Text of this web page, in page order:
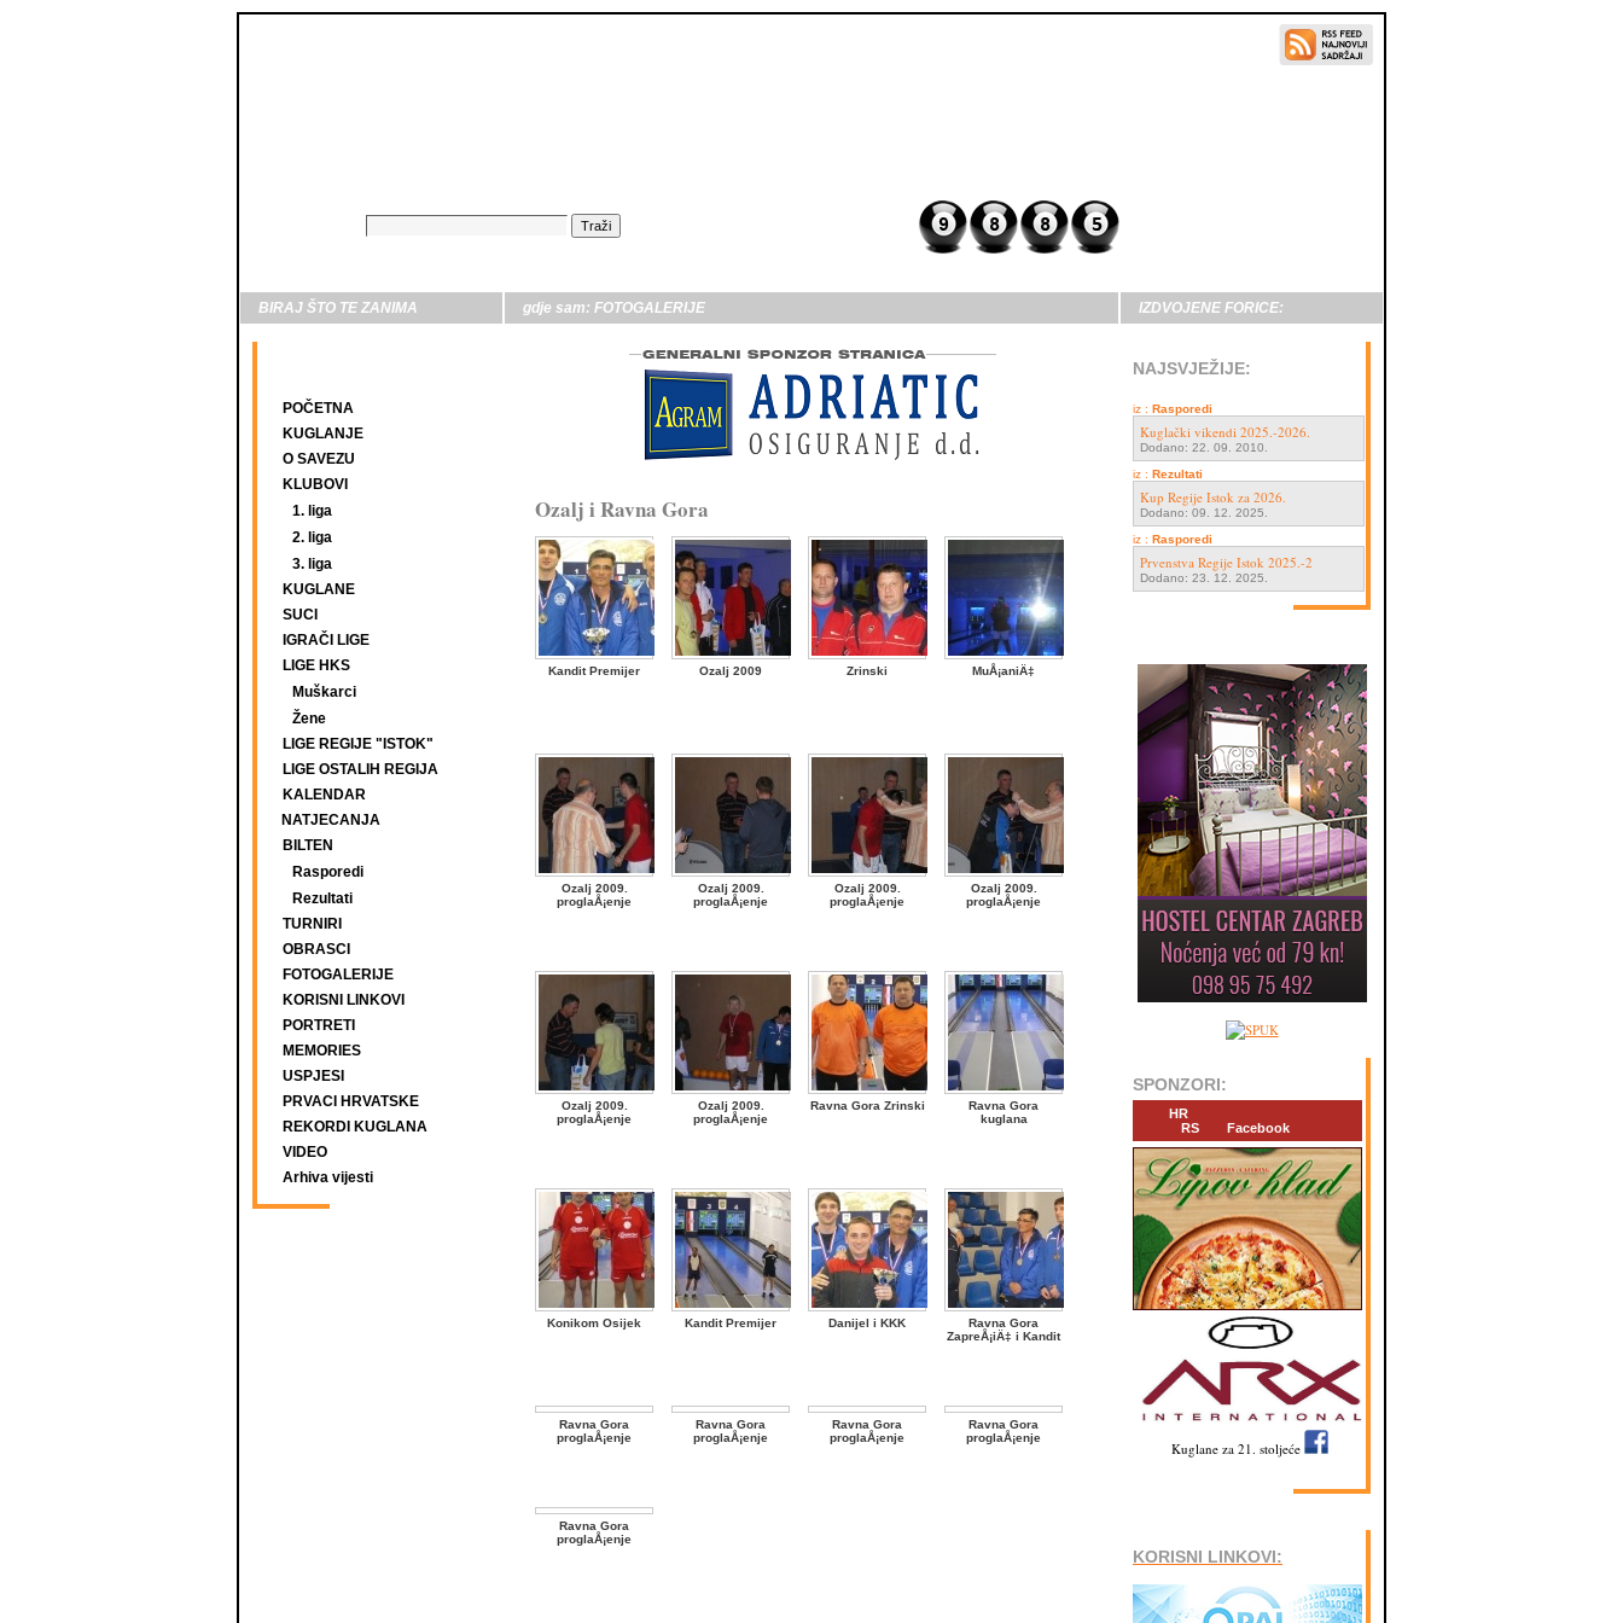
BIRAJ ŠTO TE ZANIMA
POČETNA
KUGLANJE
O SAVEZU
KLUBOVI
1. liga
2. liga
3. liga
KUGLANE
SUCI
IGRAČI LIGE
LIGE HKS
Muškarci
Žene
LIGE REGIJE "ISTOK"
LIGE OSTALIH REGIJA
KALENDAR
NATJECANJA
BILTEN
Rasporedi
Rezultati
TURNIRI
OBRASCI
FOTOGALERIJE
KORISNI LINKOVI
PORTRETI
MEMORIES
USPJESI
PRVACI HRVATSKE
REKORDI KUGLANA
VIDEO
Arhiva vijesti
gdje sam: FOTOGALERIJE
Ozalj i Ravna Gora
Kandit Premijer Ozalj 2009 Zrinski MuÅ¡aniÄ‡
Ozalj 2009.
proglaÅ¡enje
Ozalj 2009.
proglaÅ¡enje
Ozalj 2009.
proglaÅ¡enje
Ozalj 2009.
proglaÅ¡enje
Ozalj 2009.
proglaÅ¡enje
Ozalj 2009.
proglaÅ¡enje
Ravna Gora Zrinski
Ravna Gora
kuglana
Konikom Osijek Kandit Premijer Danijel i KKK
Ravna Gora
ZapreÅ¡iÄ‡ i Kandit
Ravna Gora
proglaÅ¡enje
Ravna Gora
proglaÅ¡enje
Ravna Gora
proglaÅ¡enje
Ravna Gora
proglaÅ¡enje
Ravna Gora
proglaÅ¡enje
IZDVOJENE FORICE:
NAJSVJEŽIJE:
iz : Rasporedi
Kuglački vikendi 2025.-2026.
Dodano: 22. 09. 2010.
iz : Rezultati
Kup Regije Istok za 2026.
Dodano: 09. 12. 2025.
iz : Rasporedi
Prvenstva Regije Istok 2025.-2
Dodano: 23. 12. 2025.
SPONZORI:
HR
RS
Facebook
Kuglane za 21. stoljeće
KORISNI LINKOVI: